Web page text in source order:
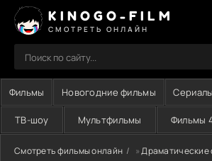
KINOGO-FILM
СМОТРЕТЬ ОНЛАЙН
Фильмы Новогодние фильмы Сериалы
ТВ-шоу Мультфильмы Фильмы
Смотреть фильмы онлайн »Драматические